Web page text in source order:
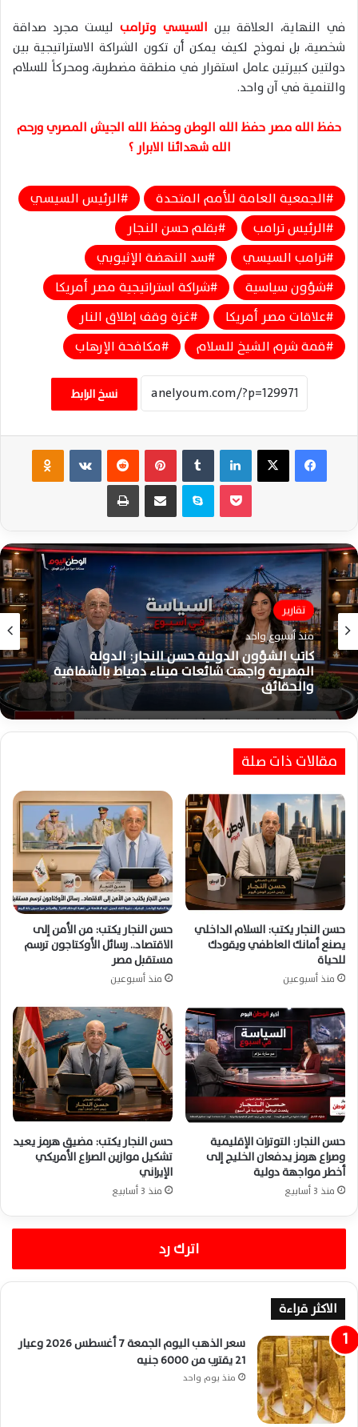
في النهاية، العلاقة بين السيسي وترامب ليست مجرد صداقة
شخصية، بل نموذج لكيف يمكن أن تكون الشراكة الاستراتيجية بين
دولتين كبيرتين عامل استقرار في منطقة مضطربة، ومحركاً للسلام
والتنمية في آن واحد.
حفظ الله مصر حفظ الله الوطن وحفظ الله الجيش المصري ورحم
الله شهدائنا الابرار ؟
الجمعية العامة للأمم المتحدة
الرئيس السيسي
الرئيس ترامب
بقلم حسن النجار
ترامب السيسي
سد النهضة الإثيوبي
شؤون سياسية
شراكة استراتيجية مصر أمريكا
علاقات مصر أمريكا
غزة وقف إطلاق النار
قمة شرم الشيخ للسلام
مكافحة الإرهاب
نسخ الرابط
فيسبوك ‫X لينكدإن بينتيريست ‏VKontakte
سكايب مشاركة عبر البريد طباعة
تقارير
منذ أسبوع واحد
كاتب الشؤون الدولية حسن النجار: الدولة
المصرية واجهت شائعات ميناء دمياط بالشفافية
والحقائق
شؤون سياسية
منذ أسبوع واحد
حسن النجار: وعي الدولة والإعلام الوطني أسقطا
رهانات التشكيك واستغلال حادث ميناء دمياط
بالكامل
مقالات ذات صلة
حسن النجار يكتب: السلام الداخلي
يصنع أمانك العاطفي ويقودك
للحياة
منذ أسبوعين
حسن النجار يكتب: من الأمن إلى
الاقتصاد.. رسائل الأوكتاجون ترسم
مستقبل مصر
منذ أسبوعين
حسن النجار: التوترات الإقليمية
وصراع هرمز يدفعان الخليج إلى
أخطر مواجهة دولية
منذ 3 أسابيع
حسن النجار يكتب: مضيق هرمز يعيد
تشكيل موازين الصراع الأمريكي
الإيراني
منذ 3 أسابيع
اترك رد
الاكثر قراءة
سعر الذهب اليوم الجمعة 7 أغسطس 2026 وعيار
21 يقترب من 6000 جنيه
منذ يوم واحد